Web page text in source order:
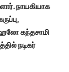
நாயகியாக
ஹலோ கந்தசாமி
நடிகர்